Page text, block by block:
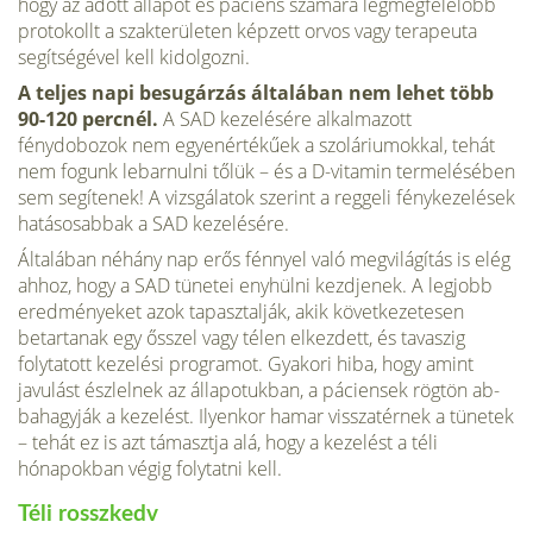
proto­kollt a szakterületen képzett orvos vagy terapeuta
segítségével kell ki­dolgozni.
A teljes napi besugárzás általában nem lehet több
90-120 percnél. A SAD kezelésére alkalmazott
fénydobozok nem egyenérté­kűek a szoláriumokkal, tehát
nem fogunk lebarnulni tőlük – és a D-vi­tamin termelésében
sem segítenek! A vizsgálatok szerint a reggeli fény­kezelések
hatásosabbak a SAD kezelésére.
Általában néhány nap erős fénnyel való megvilágítás is elég
ah­hoz, hogy a SAD tünetei enyhülni kezdjenek. A legjobb
eredménye­ket azok tapasztalják, akik következetesen
betartanak egy ősszel vagy télen elkezdett, és tavaszig
folytatott kezelési programot. Gyakori hiba, hogy amint
javulást észlelnek az állapotukban, a páciensek rögtön ab­
bahagyják a kezelést. Ilyenkor hamar visszatérnek a tünetek
– tehát ez is azt támasztja alá, hogy a kezelést a téli
hónapokban végig foly­tatni kell.
Téli rosszkedv